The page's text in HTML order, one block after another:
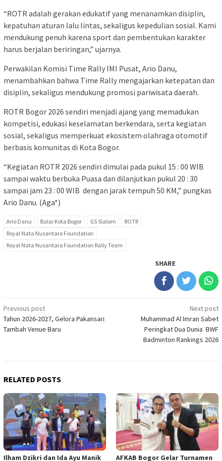
“ROTR adalah gerakan edukatif yang menanamkan disiplin,
kepatuhan aturan lalu lintas, sekaligus kepedulian sosial. Kami
mendukung penuh karena sport dan pembentukan karakter
harus berjalan beriringan,” ujarnya.
Perwakilan Komisi Time Rally IMI Pusat, Ario Danu,
menambahkan bahwa Time Rally mengajarkan ketepatan dan
disiplin, sekaligus mendukung promosi pariwisata daerah.
ROTR Bogor 2026 sendiri menjadi ajang yang memadukan
kompetisi, edukasi keselamatan berkendara, serta kegiatan
sosial, sekaligus memperkuat ekosistem olahraga otomotif
berbasis komunitas di Kota Bogor.
“Kegiatan ROTR 2026 sendiri dimulai pada pukul 15 : 00 WIB
sampai waktu berbuka Puasa dan dilanjutkan pukul 20 : 30
sampai jam 23 : 00 WIB dengan jarak tempuh 50 KM,” pungkas
Ario Danu. (Aga*)
Ario Danu Balai Kota Bogor GS Slalom
ROTR
Royal Nata Nusantara Foundation
Royal Nata Nusantara Foundation Rally Team
SHARE
Post
navigation
Previous post
Tahun 2026-2027, Gelora Pakansari
Tambah Venue Baru
Next post
Muhammad Al Imran Sabet
Peringkat Dua Dunia BWF
Badminton Rankings 2026
RELATED POSTS
Ilham Dzikri dan Ida Ayu Manik AFKAB Bogor Gelar Turnamen